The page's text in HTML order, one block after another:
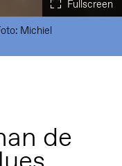
Michiel
de